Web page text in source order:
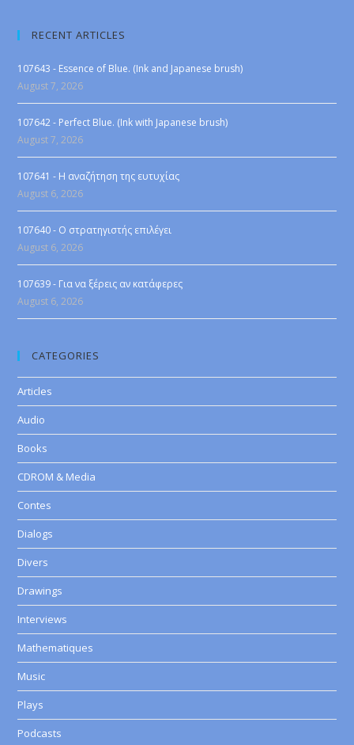
RECENT ARTICLES
107643 - Essence of Blue. (Ink and Japanese brush)
August 7, 2026
107642 - Perfect Blue. (Ink with Japanese brush)
August 7, 2026
107641 - Η αναζήτηση της ευτυχίας
August 6, 2026
107640 - Ο στρατηγιστής επιλέγει
August 6, 2026
107639 - Για να ξέρεις αν κατάφερες
August 6, 2026
CATEGORIES
Articles
Audio
Books
CDROM & Media
Contes
Dialogs
Divers
Drawings
Interviews
Mathematiques
Music
Plays
Podcasts